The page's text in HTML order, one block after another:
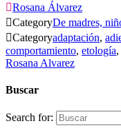
Rosana Álvarez
CategoryDe madres,
Categoryadaptación,
comportamiento, etología,
Rosana Alvarez
Buscar
Search for: